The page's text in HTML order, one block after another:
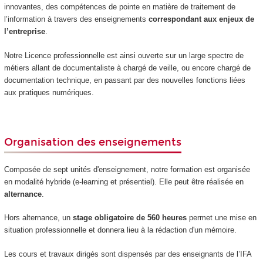
innovantes, des compétences de pointe en matière de traitement de
l’information à travers des enseignements correspondant aux enjeux de
l’entreprise.
Notre Licence professionnelle est ainsi ouverte sur un large spectre de
métiers allant de documentaliste à chargé de veille, ou encore chargé de
documentation technique, en passant par des nouvelles fonctions liées
aux pratiques numériques.
Organisation des enseignements
Composée de sept unités d'enseignement, notre formation est organisée
en modalité hybride (e-learning et présentiel). Elle peut être réalisée en
alternance.
Hors alternance, un stage obligatoire de 560 heures permet une mise en
situation professionnelle et donnera lieu à la rédaction d'un mémoire.
Les cours et travaux dirigés sont dispensés par des enseignants de l’IFA